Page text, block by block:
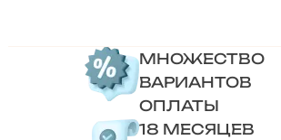
МНОЖЕСТВО
ВАРИАНТОВ
ОПЛАТЫ
18 МЕСЯЦЕВ